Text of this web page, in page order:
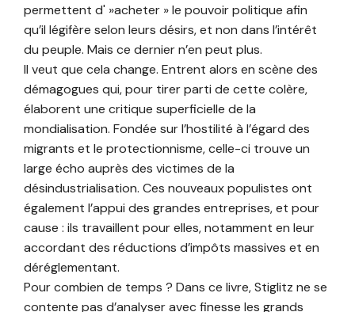
permettent d' »acheter » le pouvoir politique afin
qu’il légifère selon leurs désirs, et non dans l’intérêt
du peuple. Mais ce dernier n’en peut plus.
Il veut que cela change. Entrent alors en scène des
démagogues qui, pour tirer parti de cette colère,
élaborent une critique superficielle de la
mondialisation. Fondée sur l’hostilité à l’égard des
migrants et le protectionnisme, celle-ci trouve un
large écho auprès des victimes de la
désindustrialisation. Ces nouveaux populistes ont
également l’appui des grandes entreprises, et pour
cause : ils travaillent pour elles, notamment en leur
accordant des réductions d’impôts massives et en
déréglementant.
Pour combien de temps ? Dans ce livre, Stiglitz ne se
contente pas d’analyser avec finesse les grands